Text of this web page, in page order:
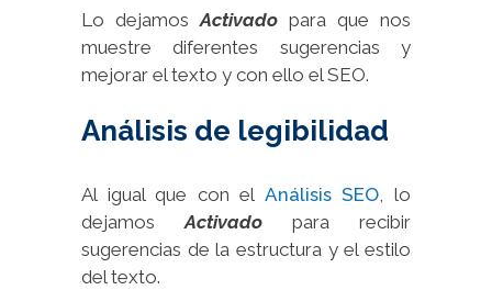
Lo dejamosActivado para que nos
muestre diferentes sugerencias y
mejorar el texto y con ello el SEO.
Análisis de legibilidad
Al igual que con el Análisis SEO, lo
dejamosActivado
para recibir
sugerencias de la estructura y el estilo
del texto.